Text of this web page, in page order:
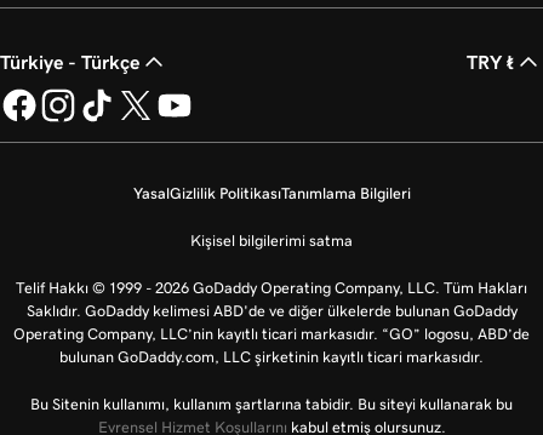
Türkiye - Türkçe TRY ₺
YasalGizlilik PolitikasıTanımlama Bilgileri
Kişisel bilgilerimi satma
Telif Hakkı © 1999 - 2026 GoDaddy Operating Company, LLC. Tüm Hakları
Saklıdır. GoDaddy kelimesi ABD'de ve diğer ülkelerde bulunan GoDaddy
Operating Company, LLC’nin kayıtlı ticari markasıdır. “GO” logosu, ABD’de
bulunan GoDaddy.com, LLC şirketinin kayıtlı ticari markasıdır.
Bu Sitenin kullanımı, kullanım şartlarına tabidir. Bu siteyi kullanarak bu
Evrensel Hizmet Koşullarını kabul etmiş olursunuz.